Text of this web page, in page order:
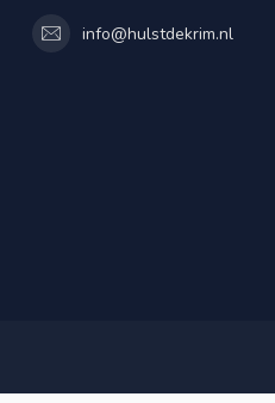
info@hulstdekrim.nl